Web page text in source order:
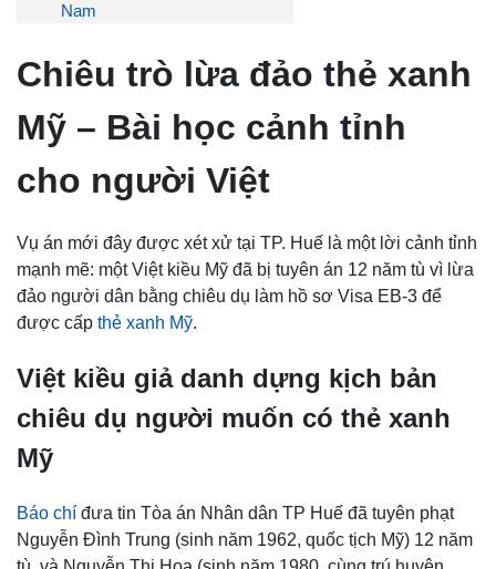
Nam
Chiêu trò lừa đảo thẻ xanh
Mỹ – Bài học cảnh tỉnh
cho người Việt
Vụ án mới đây được xét xử tại TP. Huế là một lời cảnh tỉnh
mạnh mẽ: một Việt kiều Mỹ đã bị tuyên án 12 năm tù vì lừa
đảo người dân bằng chiêu dụ làm hồ sơ Visa EB-3 để
được cấp thẻ xanh Mỹ.
Việt kiều giả danh dựng kịch bản
chiêu dụ người muốn có thẻ xanh
Mỹ
Báo chí đưa tin Tòa án Nhân dân TP Huế đã tuyên phạt
Nguyễn Đình Trung (sinh năm 1962, quốc tịch Mỹ) 12 năm